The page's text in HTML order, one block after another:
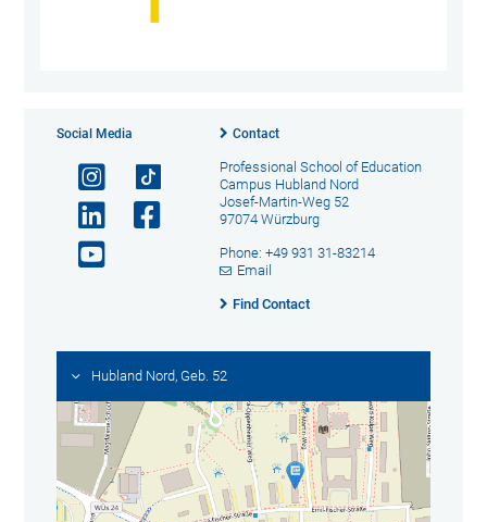
Social Media Contact
Professional School of Education
Campus Hubland Nord
Josef-Martin-Weg 52
97074 Würzburg
Phone: +49 931 31-83214
Email
Find Contact
Hubland Nord, Geb. 52